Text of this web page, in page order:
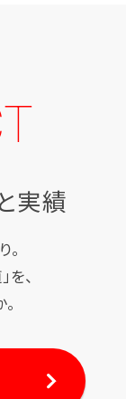
実績
、